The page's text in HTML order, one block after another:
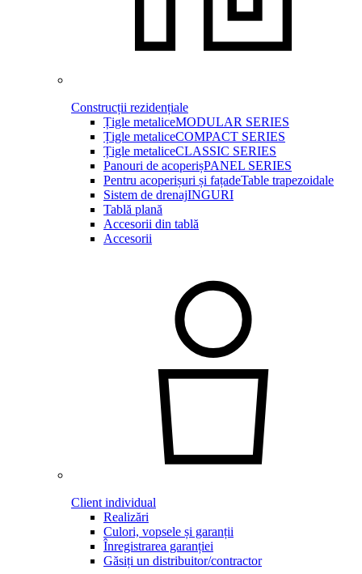
Construcții rezidențiale
Țigle metaliceMODULAR SERIES
Țigle metaliceCOMPACT SERIES
Țigle metaliceCLASSIC SERIES
Panouri de acoperișPANEL SERIES
Pentru acoperișuri și fațadeTable trapezoidale
Sistem de drenajINGURI
Tablă plană
Accesorii din tablă
Accesorii
Client individual
Realizări
Culori, vopsele și garanții
Înregistrarea garanției
Găsiți un distribuitor/contractor